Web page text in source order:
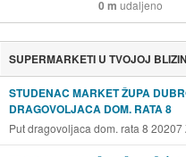
0 m udaljeno
SUPERMARKETI U TVOJOJ
STUDENAC MARKET ŽUPA
DRAGOVOLJACA DOM. RATA 8
Put dragovoljaca dom. rata 8